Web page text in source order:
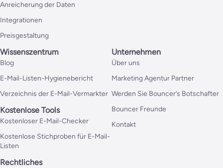
Anreicherung der Daten
Integrationen
Preisgestaltung
Wissenszentrum
Blog
E-Mail-Listen-Hygienebericht
Verzeichnis der E-Mail-Vermarkter
Kostenlose Tools
Kostenloser E-Mail-Checker
Kostenlose Stichproben für E-Mail-
Listen
Unternehmen
Über uns
Marketing Agentur Partner
Werden Sie Bouncer’s Botschafter
Bouncer Freunde
Kontakt
Rechtliches